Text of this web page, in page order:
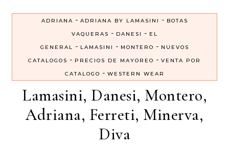
ADRIANA - ADRIANA BY LAMASINI - BOTAS
VAQUERAS - DANESI - EL
GENERAL - LAMASINI - MONTERO - NUEVOS
CATALOGOS - PRECIOS DE MAYOREO - VENTA POR
CATALOGO - WESTERN WEAR
Lamasini, Danesi, Montero,
Adriana, Ferreti, Minerva,
Diva